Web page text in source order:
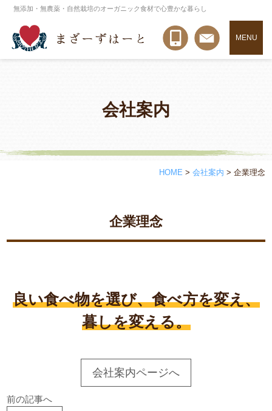
無添加・無農薬・自然栽培のオーガニック食材で心豊かな暮らし
MENU
会社案内
HOME > 会社案内 > 企業理念
企業理念
良い食べ物を選び、食べ方を変え、
暮しを変える。
会社案内ページへ
前の記事へ